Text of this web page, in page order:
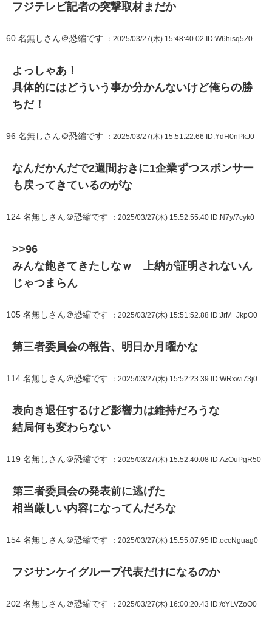
フジテレビ記者の突撃取材まだか
60 名無しさん＠恐縮です ：2025/03/27(木) 15:48:40.02 ID:W6hisq5Z0
よっしゃあ！
具体的にはどういう事か分かんないけど俺らの勝
ちだ！
96 名無しさん＠恐縮です ：2025/03/27(木) 15:51:22.66 ID:YdH0nPkJ0
なんだかんだで2週間おきに1企業ずつスポンサー
も戻ってきているのがな
124 名無しさん＠恐縮です ：2025/03/27(木) 15:52:55.40 ID:N7y/7cyk0
>>96
みんな飽きてきたしなｗ 上納が証明されないん
じゃつまらん
105 名無しさん＠恐縮です ：2025/03/27(木) 15:51:52.88 ID:JrM+JkpO0
第三者委員会の報告、明日か月曜かな
114 名無しさん＠恐縮です ：2025/03/27(木) 15:52:23.39 ID:WRxwi73j0
表向き退任するけど影響力は維持だろうな
結局何も変わらない
119 名無しさん＠恐縮です ：2025/03/27(木) 15:52:40.08 ID:AzOuPgR50
第三者委員会の発表前に逃げた
相当厳しい内容になってんだろな
154 名無しさん＠恐縮です ：2025/03/27(木) 15:55:07.95 ID:occNguag0
フジサンケイグループ代表だけになるのか
202 名無しさん＠恐縮です ：2025/03/27(木) 16:00:20.43 ID:/cYLVZoO0